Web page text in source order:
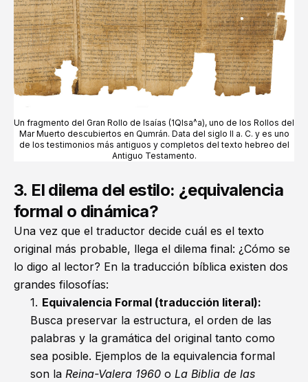
Un fragmento del Gran Rollo de Isaías (1QIsa^a), uno de los Rollos del
Mar Muerto descubiertos en Qumrán. Data del siglo II a. C. y es uno
de los testimonios más antiguos y completos del texto hebreo del
Antiguo Testamento.
3. El dilema del estilo: ¿equivalencia
formal o dinámica?
Una vez que el traductor decide cuál es el texto
original más probable, llega el dilema final: ¿Cómo se
lo digo al lector? En la traducción bíblica existen dos
grandes filosofías:
Equivalencia Formal (traducción literal):
Busca preservar la estructura, el orden de las
palabras y la gramática del original tanto como
sea posible. Ejemplos de la equivalencia formal
son la Reina-Valera 1960 o La Biblia de las